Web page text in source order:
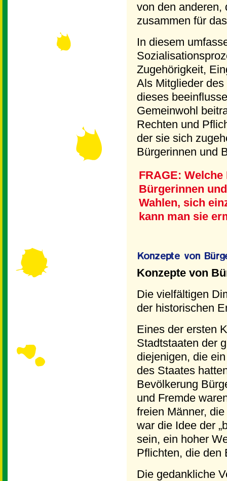
von den anderen,
zusammen für
In diesem
Zugehörigkeit,
Als Mitglieder
dieses
Gemeinwohl
Rechten und
der sie sich
Bürgerinnen und
FRAGE:
Bürgerinnen
Wahlen, sich
kann man sie
Konzepte von
Die vielfältigen
der historischen
Eines der ersten
Stadtstaaten der
diejenigen, die
des Staates
Bevölkerung
und Fremde
freien Männer,
war die Idee der
sein, ein hoher
Pflichten, die den
Die gedankliche